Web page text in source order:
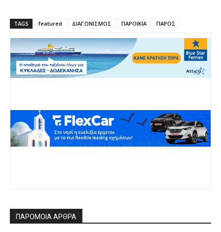
TAGS featured ΔΙΑΓΩΝΙΣΜΟΣ ΠΑΡΟΙΚΙΑ ΠΑΡΟΣ
ΠΑΡΟΜΟΙΑ ΑΡΘΡΑ